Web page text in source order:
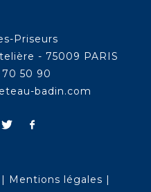
Priseurs
- 75009 PARIS
50 90
badin.com
| Mentions légales |